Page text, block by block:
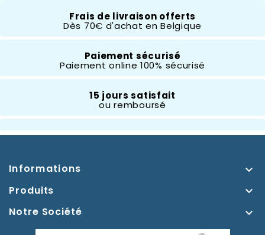
Composition Résine
20 À 30 Cm
Frais de livraison offerts
Dès 70€ d'achat en Belgique
Paiement sécurisé
Paiement online 100% sécurisé
15 jours satisfait
ou remboursé
Informations 
Produits 
Notre Société 